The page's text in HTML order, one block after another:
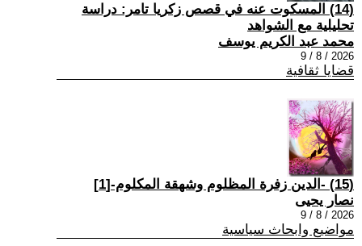
(14) المسكوت عنه في قصص زكريا تامر: دراسة
تحليلية مع الشواهد
محمد عبد الكريم يوسف
2026 / 8 / 9
قضايا ثقافية
(15) -الدين زفرة المظلوم وشهقة المكلوم-[1]
نصار يحيى
2026 / 8 / 9
مواضيع وابحاث سياسية